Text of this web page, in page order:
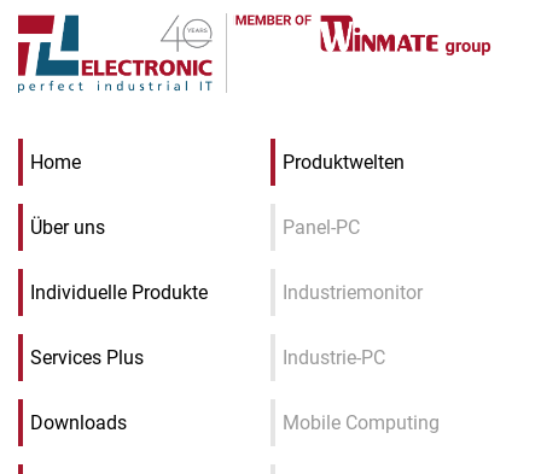
Home
Über uns
Individuelle Produkte
Services Plus
Downloads
Produktwelten
Panel-PC
Industriemonitor
Industrie-PC
Mobile Computing